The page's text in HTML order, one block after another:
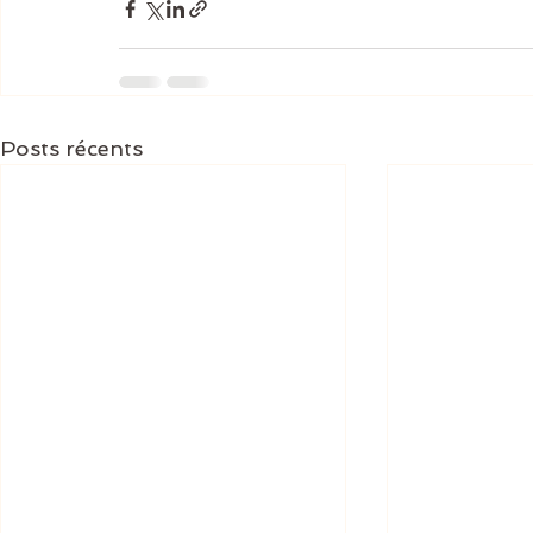
Posts récents